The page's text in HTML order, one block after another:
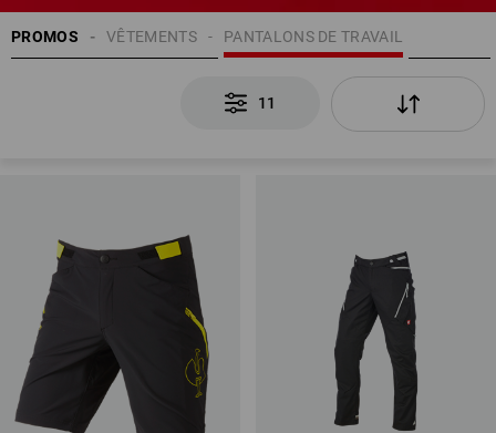
PROMOS PANTALONS DE TRAVAIL
VÊTEMENTS
11